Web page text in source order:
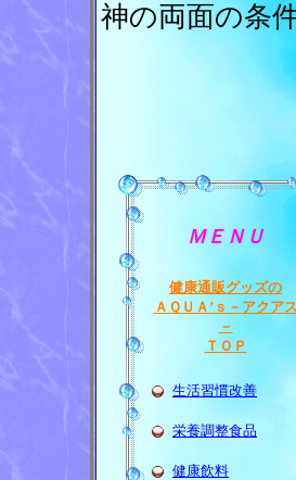
神の両面の条
ＭＥＮＵ
健康通販グッズの
ＡＱＵＡ’ｓ－アクアス
－
ＴＯＰ
生活習慣改善
栄養調整食品
健康飲料